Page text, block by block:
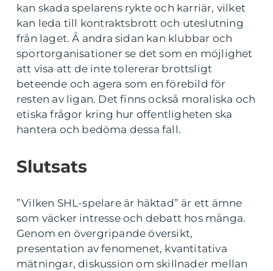
kan skada spelarens rykte och karriär, vilket
kan leda till kontraktsbrott och uteslutning
från laget. Å andra sidan kan klubbar och
sportorganisationer se det som en möjlighet
att visa att de inte tolererar brottsligt
beteende och agera som en förebild för
resten av ligan. Det finns också moraliska och
etiska frågor kring hur offentligheten ska
hantera och bedöma dessa fall.
Slutsats
”Vilken SHL-spelare är häktad” är ett ämne
som väcker intresse och debatt hos många.
Genom en övergripande översikt,
presentation av fenomenet, kvantitativa
mätningar, diskussion om skillnader mellan